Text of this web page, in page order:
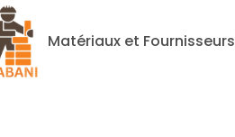
Matériaux et Fournisseurs